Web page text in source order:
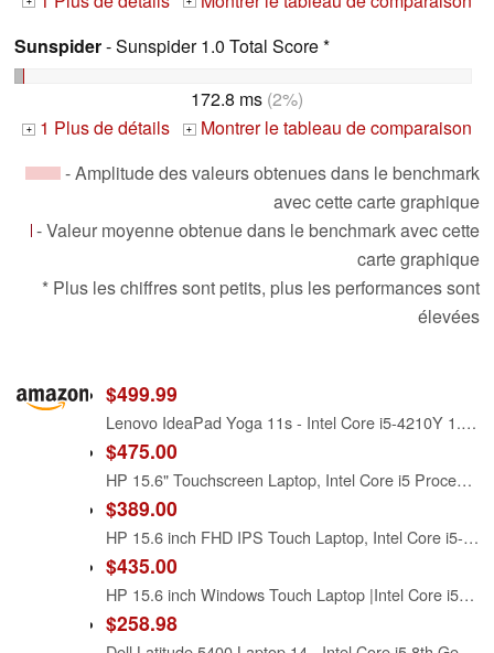
+ +
Sunspider- Sunspider 1.0 Total Score *
172.8 ms (2%)
+ 1 Plus de détails + Montrer le tableau de comparaison
- Amplitude des valeurs obtenues dans le benchmark
avec cette carte graphique
- Valeur moyenne obtenue dans le benchmark avec cette
carte graphique
* Plus les chiffres sont petits, plus les performances sont
élevées
$499.99
Lenovo IdeaPad Yoga 11s - Intel Core i5-4210Y 1.50GHz - 4GB RAM - 128GB SSD - Webcam - Windows 8 - 11.6-inch Touchscreen
$475.00
HP 15.6" Touchscreen Laptop, Intel Core i5 Processor, 16GB RAM, 512GB SSD, Numeric Keypad, Bluetooth, Wi-Fi, Long Battery Life, Windows 11 Home, Alpacatec Accessories, Silver
$389.00
HP 15.6 inch FHD IPS Touch Laptop, Intel Core i5-1334U, 8GB DDR4 RAM, 512GB SSD, Windows 11 Home, Intel Iris Xe Graphics, Natural Silver, 15-fd0154wm
$435.00
HP 15.6 inch Windows Touch Laptop |Intel Core i5-1334U| Intel Iris Xe Graphics |Webcam |Bluetooth|Silver| 8GB RAM | 512GB SSD |Windows 11 Home |Bundle with Stylus Pen
$258.98